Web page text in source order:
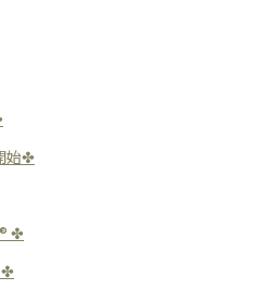
始✤
✤
✤